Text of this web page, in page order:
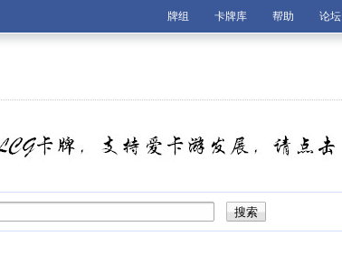
论坛
帮助
卡牌库
牌组